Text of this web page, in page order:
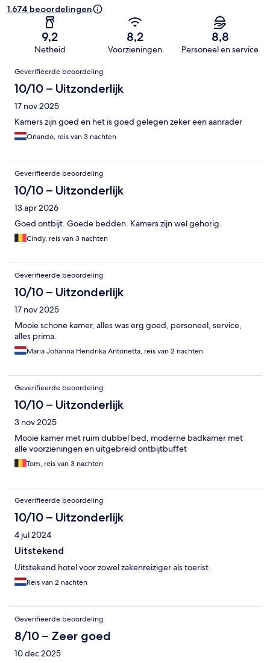
1.674 beoordelingen
9,2
Netheid
8,2
Voorzieningen
8,8
Personeel en service
Beoordelingen
Geverifieerde beoordeling
10/10 – Uitzonderlijk
17 nov 2025
Kamers zijn goed en het is goed gelegen zeker een aanrader
Orlando, reis van 3 nachten
Geverifieerde beoordeling
10/10 – Uitzonderlijk
13 apr 2026
Goed ontbijt. Goede bedden. Kamers zijn wel gehorig.
Cindy, reis van 3 nachten
Geverifieerde beoordeling
10/10 – Uitzonderlijk
17 nov 2025
Mooie schone kamer, alles was erg goed, personeel, service,
alles prima.
Maria Johanna Hendrika Antonetta, reis van 2 nachten
Geverifieerde beoordeling
10/10 – Uitzonderlijk
3 nov 2025
Mooie kamer met ruim dubbel bed, moderne badkamer met
alle voorzieningen en uitgebreid ontbijtbuffet
Tom, reis van 3 nachten
Geverifieerde beoordeling
10/10 – Uitzonderlijk
4 jul 2024
Uitstekend
Uitstekend hotel voor zowel zakenreiziger als toerist.
Reis van 2 nachten
Geverifieerde beoordeling
8/10 – Zeer goed
10 dec 2025